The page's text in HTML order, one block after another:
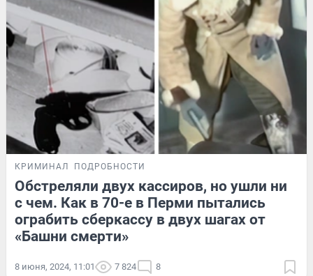
КРИМИНАЛ ПОДРОБНОСТИ
Обстреляли двух кассиров, но ушли ни
с чем. Как в 70-е в Перми пытались
ограбить сберкассу в двух шагах от
«Башни смерти»
8 июня, 2024, 11:01 7 824 8